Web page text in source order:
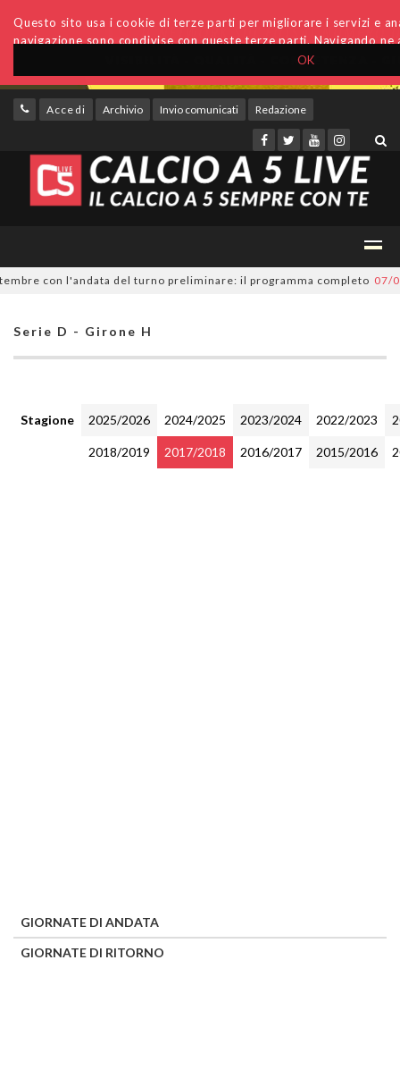
OK
Questo sito usa i cookie di terze parti per migliorare i servizi e
navigazione sono condivise con queste terze parti. Navigando
Accedi Archivio Invio comunicati Redazione
con l'andata del turno preliminare: il programma completo 07/08/
Serie D - Girone H
Stagione 2025/2026 2024/2025 2023/2024 2022/2023
2018/2019 2017/2018 2016/2017 2015/2016
GIORNATE DI ANDATA
GIORNATE DI RITORNO